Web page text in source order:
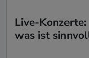
Live-
was ist